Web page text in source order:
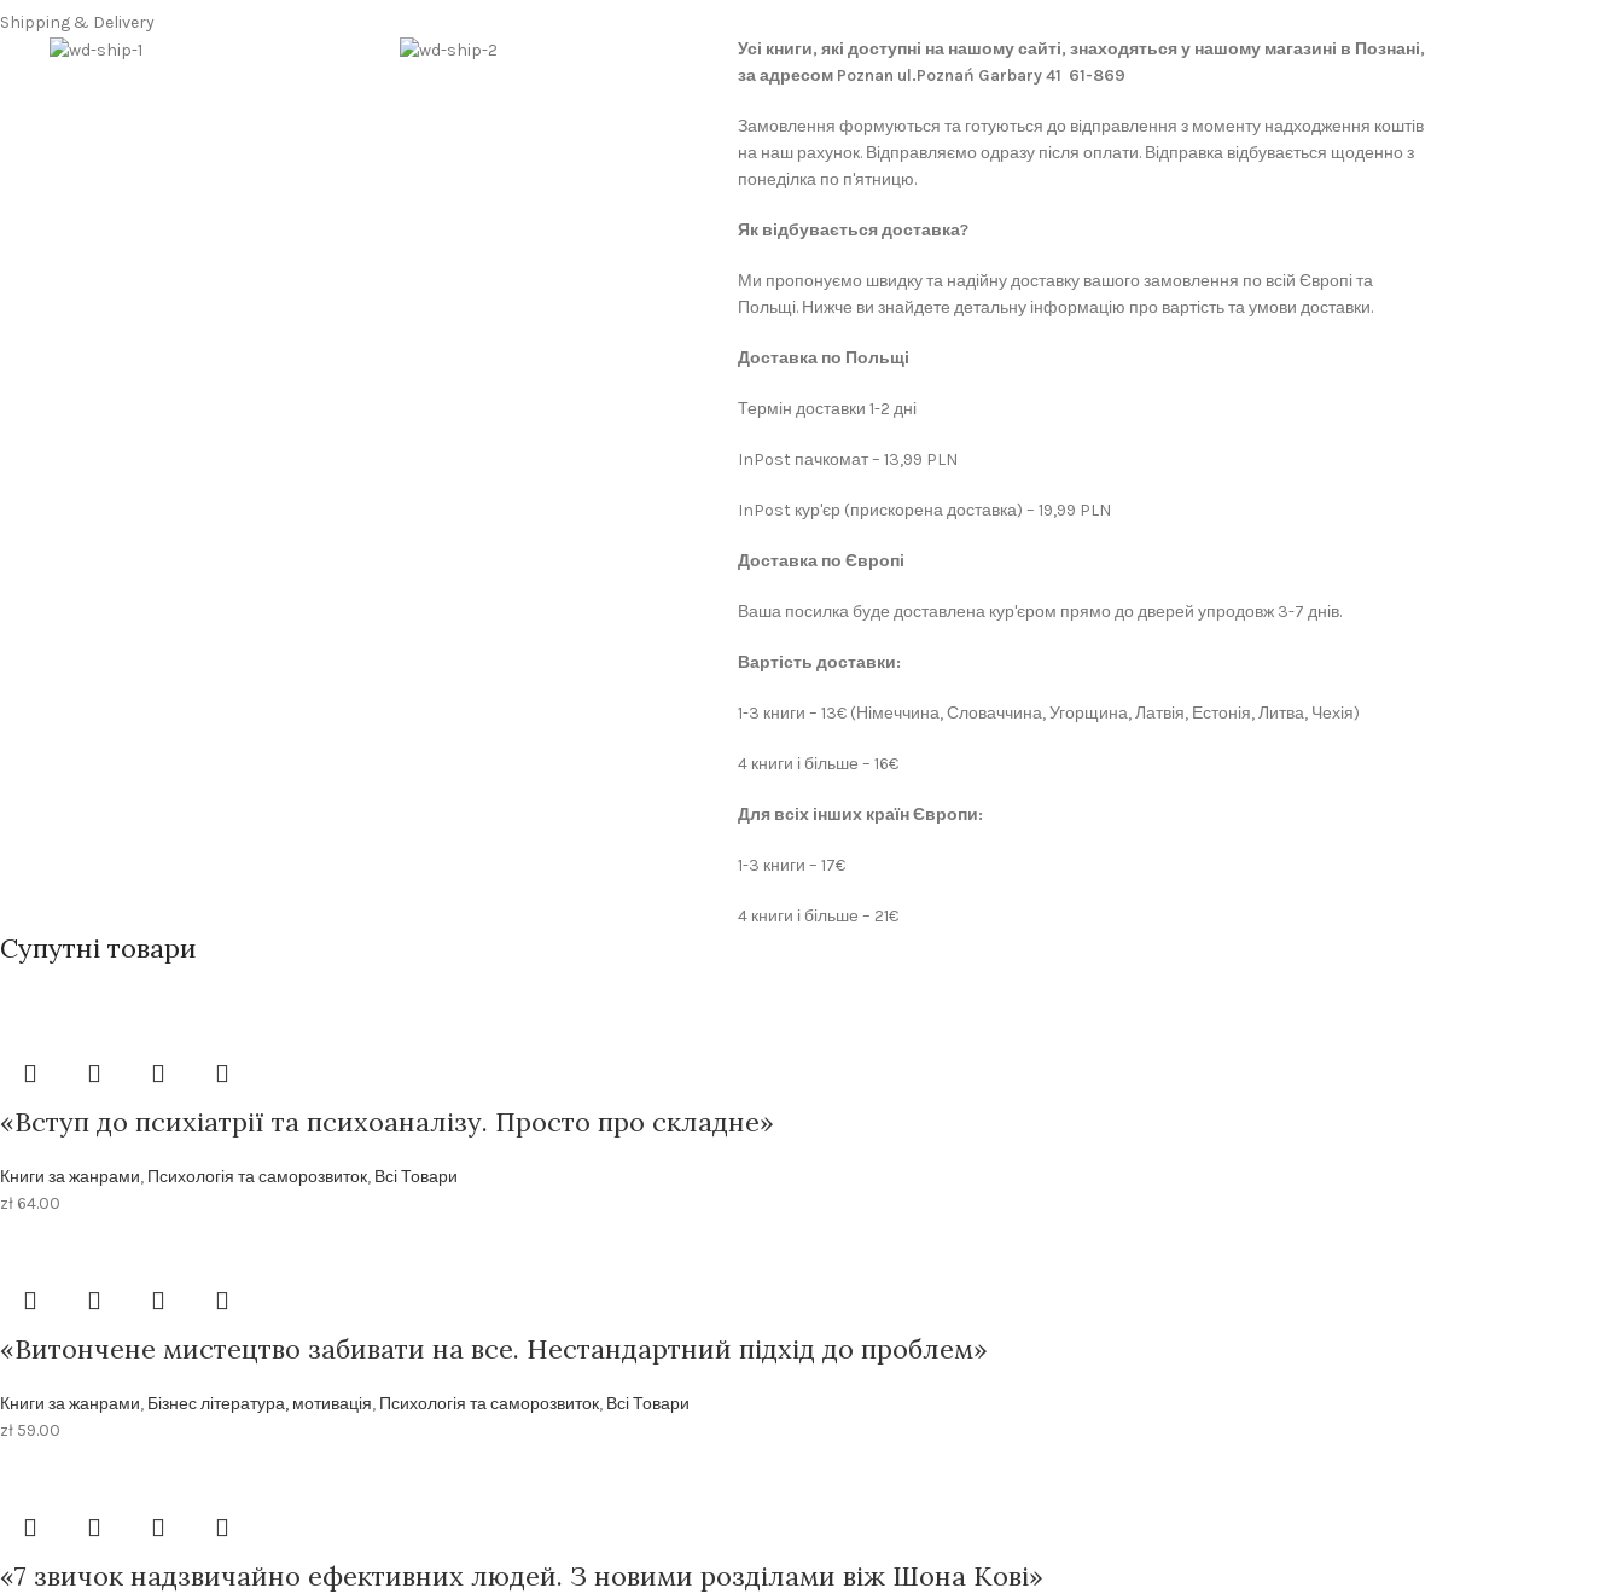
Shipping & Delivery
Усі книги, які доступні на нашому сайті, знаходяться у нашому магазині в Познані,
за адресом Poznan ul.Poznań Garbary 41 61-869
Замовлення формуються та готуються до відправлення з моменту надходження коштів
на наш рахунок. Відправляємо одразу після оплати. Відправка відбувається щоденно з
понеділка по п'ятницю.
Як відбувається доставка?
Ми пропонуємо швидку та надійну доставку вашого замовлення по всій Європі та
Польщі. Нижче ви знайдете детальну інформацію про вартість та умови доставки.
Доставка по Польщі
Термін доставки 1-2 дні
InPost пачкомат – 13,99 PLN
InPost кур'єр (прискорена доставка) – 19,99 PLN
Доставка по Європі
Ваша посилка буде доставлена кур'єром прямо до дверей упродовж 3-7 днів.
Вартість доставки:
1-3 книги – 13€ (Німеччина, Словаччина, Угорщина, Латвія, Естонія, Литва, Чехія)
4 книги і більше – 16€
Для всіх інших країн Європи:
1-3 книги – 17€
4 книги і більше – 21€
Супутні товари
«Вступ до психіатрії та психоаналізу. Просто про складне»
Книги за жанрами, Психологія та саморозвиток, Всі Товари
zł 64.00
«Витончене мистецтво забивати на все. Нестандартний підхід до проблем»
Книги за жанрами, Бізнес література, мотивація, Психологія та саморозвиток, Всі Товари
zł 59.00
«7 звичок надзвичайно ефективних людей. З новими розділами віж Шона Кові»